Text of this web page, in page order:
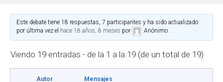
Este debate tiene 18 respuestas, 7 participantes y ha sido actualizado
por última vez el hace 18 años, 8 meses por Anónimo.
Viendo 19 entradas - de la 1 a la 19 (de un total de 19)
Autor Mensajes